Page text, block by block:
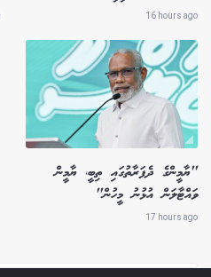
16 hours ago
"ޔާމީންގެ ދެފަރާތުގައި ތިބީ، ޔާމީން
ވައްޓާލަން އުޅުނު މީހުން"
17 hours ago